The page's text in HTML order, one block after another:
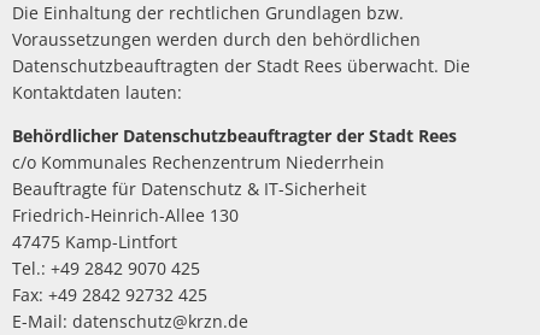
Die Einhaltung der rechtlichen Grundlagen bzw.
Voraussetzungen werden durch den behördlichen
Datenschutzbeauftragten der Stadt Rees überwacht. Die
Kontaktdaten lauten:
Behördlicher Datenschutzbeauftragter der Stadt Rees
c/o Kommunales Rechenzentrum Niederrhein
Beauftragte für Datenschutz & IT-Sicherheit
Friedrich-Heinrich-Allee 130
47475 Kamp-Lintfort
Tel.: +49 2842 9070 425
Fax: +49 2842 92732 425
E-Mail: datenschutz@krzn.de